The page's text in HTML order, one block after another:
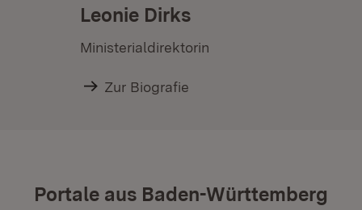
Leonie Dirks
Ministerialdirektorin
Zur Biografie
Portale aus Baden-Württemberg